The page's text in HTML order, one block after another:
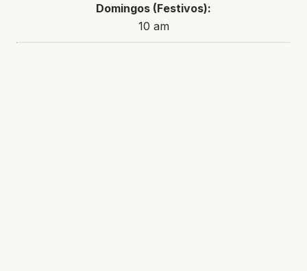
Domingos (Festivos):
10 am